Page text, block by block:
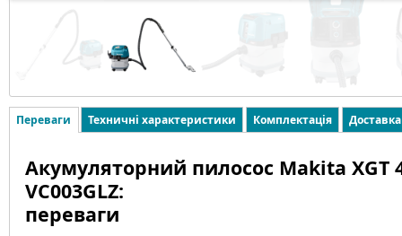
Переваги Техничні характеристики Комплектація
Акумуляторний пилосос Makita XGT
VC003GLZ:
переваги